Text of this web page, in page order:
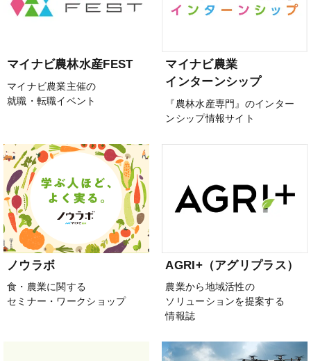
マイナビ農林水産FEST
マイナビ農業主催の
就職・転職イベント
マイナビ農業
インターンシップ
『農林水産専門』のインター
ンシップ情報サイト
ノウラボ
食・農業に関する
セミナー・ワークショップ
AGRI+（アグリプラス）
農業から地域活性の
ソリューションを提案する
情報誌